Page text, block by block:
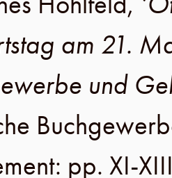
am 21.
und
pp. XI-